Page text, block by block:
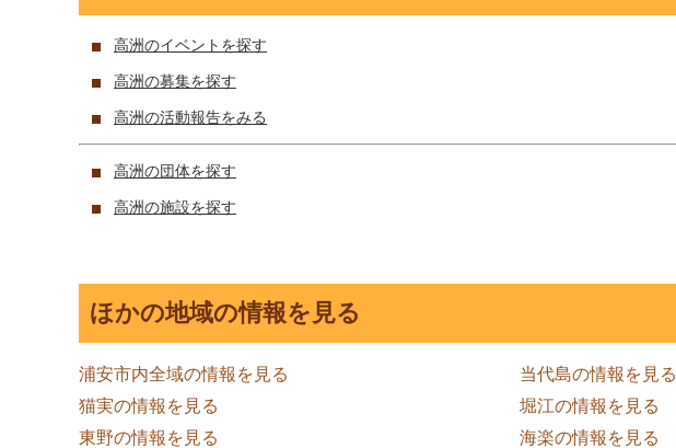
高洲のイベントを探す
高洲の募集を探す
高洲の活動報告をみる
高洲の団体を探す
高洲の施設を探す
ほかの地域の情報を見る
浦安市内全域の情報を見る 当代島の情報を見る
猫実の情報を見る
堀江の情報を見る
東野の情報を見る
海楽の情報を見る